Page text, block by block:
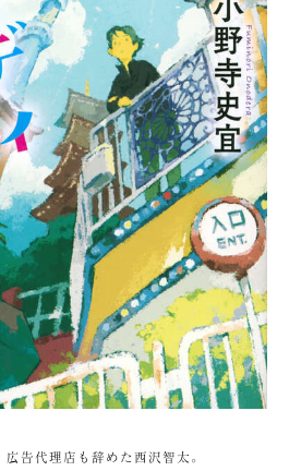
告代理店も辞めた西沢智太。